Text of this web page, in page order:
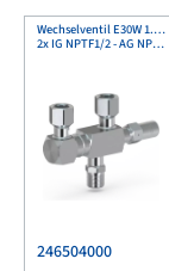
Wechselventil E30W 1.4301
2x IG NPTF1/2 - AG NPTF1/2
246504000